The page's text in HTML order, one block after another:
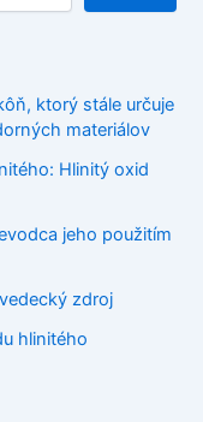
ktorý stále určuje
materiálov
Hlinitý oxid
jeho použitím
zdroj
hlinitého